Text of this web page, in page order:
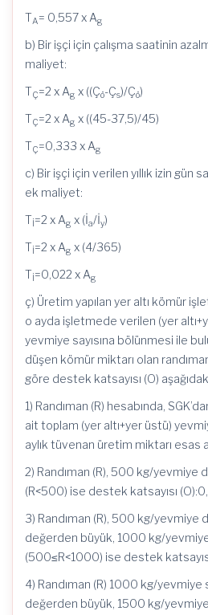
TA= 0,557 x Ag
b) Bir işçi için çalışma saatinin
maliyet:
TÇ=2 x Ag x ((Çö-Çs)/Çö)
TÇ=2 x Ag x ((45-37,5)/45)
TÇ=0,333 x Ag
c) Bir işçi için verilen yıllık izin gün
ek maliyet:
Tİ=2 x Ag x (İa/İy)
Tİ=2 x Ag x (4/365)
Tİ=0,022 x Ag
ç) Üretim yapılan yer altı kömür
o ayda işletmede verilen (yer
yevmiye sayısına bölünmesi ile
düşen kömür miktarı olan
göre destek katsayısı (O)
1) Randıman (R) hesabında,
ait toplam (yer altı+yer üstü)
aylık tüvenan üretim miktarı esas
2) Randıman (R), 500 kg/yevmiye
(R<500) ise destek katsayısı
3) Randıman (R), 500 kg/yevmiye
değerden büyük, 1000 kg/
(500≤R<1000) ise destek
4) Randıman (R) 1000 kg/yevmiye
değerden büyük, 1500 kg/yevmiye